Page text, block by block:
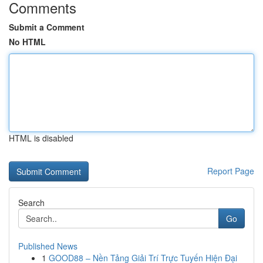
Comments
Submit a Comment
No HTML
HTML is disabled
Report Page
Search
Go
Published News
1 GOOD88 – Nền Tảng Giải Trí Trực Tuyến Hiện Đại